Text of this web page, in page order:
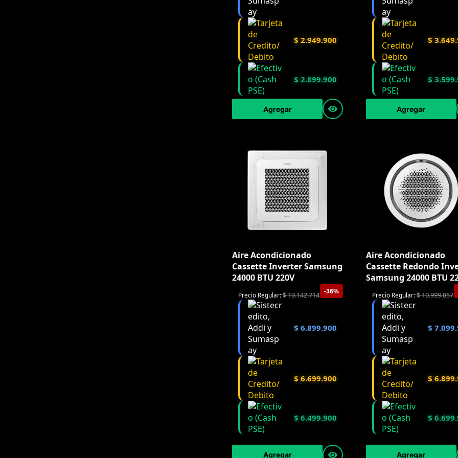
$ 2.949.900
$ 2.899.900
Agregar
$
$
Agregar
Aire Acondicionado
Cassette Inverter Samsung
24000 BTU 220V
-36%
Precio Regular:$10.142.714
$ 6.899.900
$ 6.699.900
$ 6.499.900
Agregar
Aire Acondicionado
Cassette Redondo
Samsung 24000 BTU
Precio Regular:$10.999.857
$
$
$
Agregar